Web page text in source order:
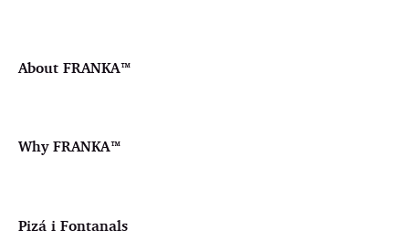
About FRANKA™️
Why FRANKA™️
Pizá i Fontanals